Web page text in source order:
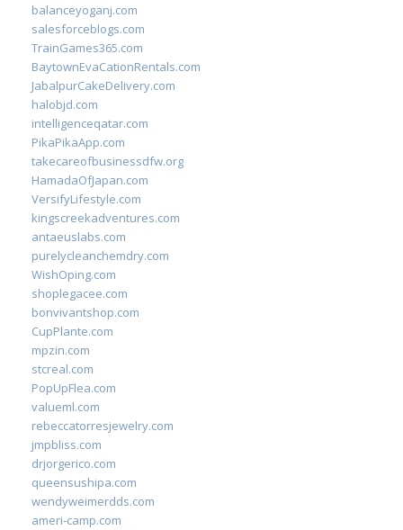
balanceyoganj.com
salesforceblogs.com
TrainGames365.com
BaytownEvaCationRentals.com
JabalpurCakeDelivery.com
halobjd.com
intelligenceqatar.com
PikaPikaApp.com
takecareofbusinessdfw.org
HamadaOfJapan.com
VersifyLifestyle.com
kingscreekadventures.com
antaeuslabs.com
purelycleanchemdry.com
WishOping.com
shoplegacee.com
bonvivantshop.com
CupPlante.com
mpzin.com
stcreal.com
PopUpFlea.com
valueml.com
rebeccatorresjewelry.com
jmpbliss.com
drjorgerico.com
queensushipa.com
wendyweimerdds.com
ameri-camp.com